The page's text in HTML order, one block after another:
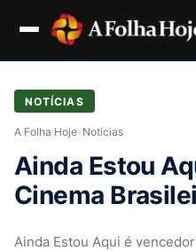
NOTÍCIAS
A Folha Hoje› Notícias
Ainda Estou
Cinema
Ainda Estou Aqui é